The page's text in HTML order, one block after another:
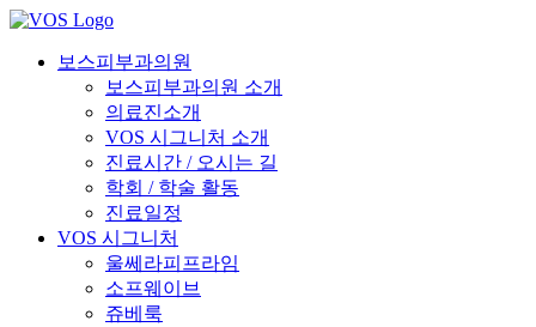
보스피부과의원
보스피부과의원 소개
의료진소개
VOS 시그니처 소개
진료시간 / 오시는 길
학회 / 학술 활동
진료일정
VOS 시그니처
울쎄라피프라임
소프웨이브
쥬베룩